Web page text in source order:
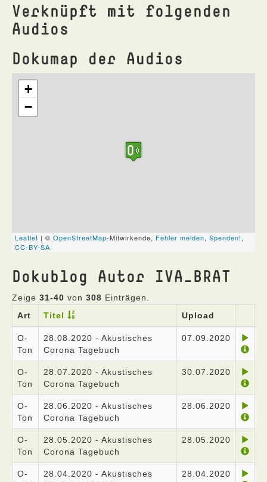
Verknüpft mit folgenden
Audios
Dokumap der Audios
Dokublog Autor IVA_BRAT
Zeige 31-40 von 308 Einträgen.
Art
Titel Upload
O-
Ton
28.08.2020 - Akustisches
Corona Tagebuch
07.09.2020
O-
Ton
28.07.2020 - Akustisches
Corona Tagebuch
30.07.2020
O-
Ton
28.06.2020 - Akustisches
Corona Tagebuch
28.06.2020
O-
Ton
28.05.2020 - Akustisches
Corona Tagebuch
28.05.2020
O-
28.04.2020 - Akustisches
28.04.2020